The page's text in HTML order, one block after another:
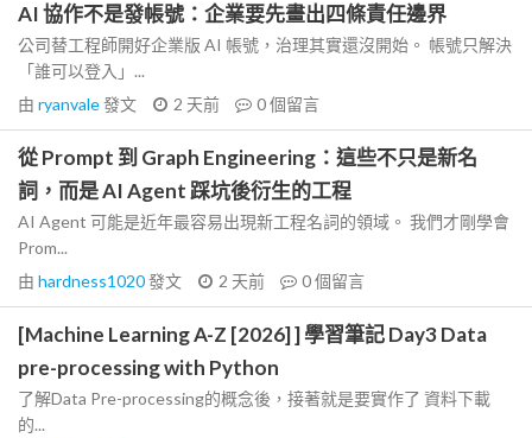
AI 協作不是發帳號：企業要先畫出四條責任邊界
公司替工程師開好企業版 AI 帳號，治理其實還沒開始。 帳號只解決
「誰可以登入」...
由 ryanvale發文 2 天前 0個留言
從 Prompt 到 Graph Engineering：這些不只是新名
詞，而是 AI Agent 踩坑後衍生的工程
AI Agent 可能是近年最容易出現新工程名詞的領域。 我們才剛學會
Prom...
由 hardness1020發文 2 天前 0個留言
[Machine Learning A-Z [2026] ] 學習筆記 Day3 Data
pre-processing with Python
了解Data Pre-processing的概念後，接著就是要實作了 資料下載
的...